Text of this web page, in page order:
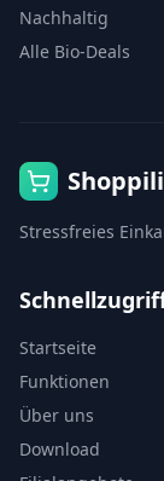
Nachhaltig
Alle Bio-Deals
Stressfreies
Startseite
Funktionen
Über uns
Download